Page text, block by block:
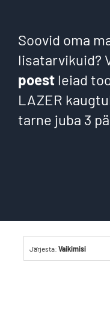
Soovid oma
lisatarvikuid?
poest leiad
LAZER
tarne juba 3
Järjesta: Vaikimisi